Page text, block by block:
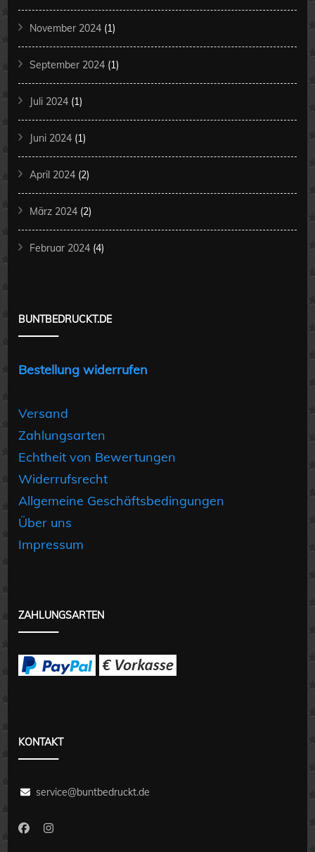
November 2024 (1)
September 2024 (1)
Juli 2024 (1)
Juni 2024 (1)
April 2024 (2)
März 2024 (2)
Februar 2024 (4)
BUNTBEDRUCKT.DE
Bestellung widerrufen
Versand
Zahlungsarten
Echtheit von Bewertungen
Widerrufsrecht
Allgemeine Geschäftsbedingungen
Über uns
Impressum
ZAHLUNGSARTEN
KONTAKT
service@buntbedruckt.de